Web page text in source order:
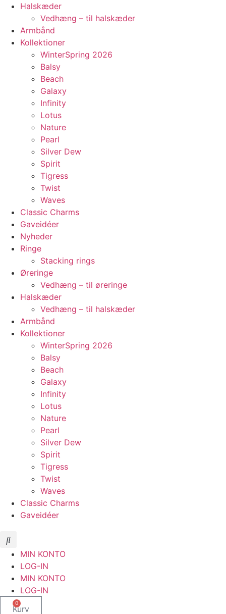
Halskæder
Vedhæng – til halskæder
Armbånd
Kollektioner
WinterSpring 2026
Balsy
Beach
Galaxy
Infinity
Lotus
Nature
Pearl
Silver Dew
Spirit
Tigress
Twist
Waves
Classic Charms
Gaveidéer
Nyheder
Ringe
Stacking rings
Øreringe
Vedhæng – til øreringe
Halskæder
Vedhæng – til halskæder
Armbånd
Kollektioner
WinterSpring 2026
Balsy
Beach
Galaxy
Infinity
Lotus
Nature
Pearl
Silver Dew
Spirit
Tigress
Twist
Waves
Classic Charms
Gaveidéer
MIN KONTO
LOG-IN
MIN KONTO
LOG-IN
0
Kurv